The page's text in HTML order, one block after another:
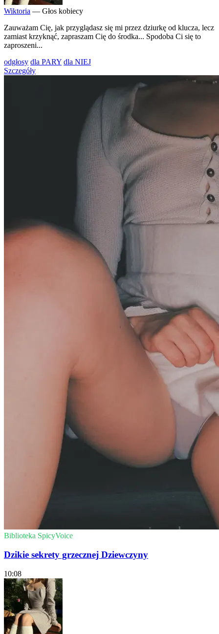
Wiktoria — Głos kobiecy
Zauważam Cię, jak przyglądasz się mi przez dziurkę od klucza, lecz
zamiast krzyknąć, zapraszam Cię do środka... Spodoba Ci się to
zaproszeni...
odgłosy dla PARY dla NIEJ
Szczegóły
Biblioteka SpicyVoice
Dzikie sekrety grzecznej Dziewczyny
10:08